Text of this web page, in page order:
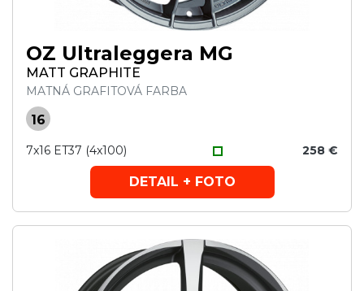
OZ Ultraleggera MG
MATT GRAPHITE
MATNÁ GRAFITOVÁ FARBA
16
7x16 ET37 (4x100) 258 €
DETAIL + FOTO